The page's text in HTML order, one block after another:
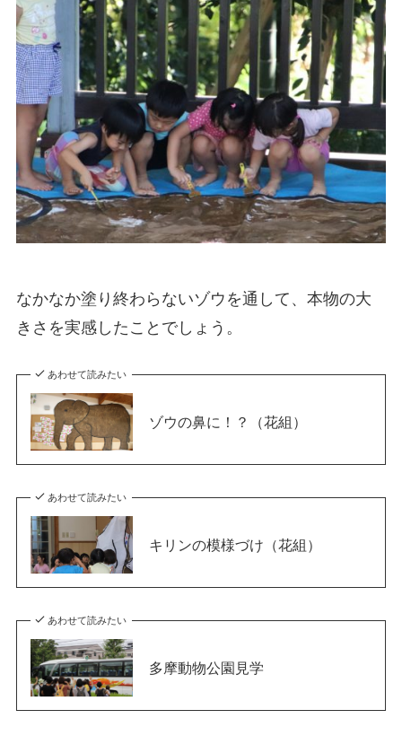
なかなか塗り終わらないゾウを通して、本物の大
きさを実感したことでしょう。
あわせて読みたい
ゾウの鼻に！？（花組）
あわせて読みたい
キリンの模様づけ（花組）
あわせて読みたい
多摩動物公園見学